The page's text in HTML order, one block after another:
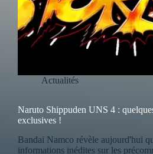
Actualités
Naruto Shippuden UNS 4 :
exclusives !
Bandai Namco révèle aujourd'hui
informations inédites sur les